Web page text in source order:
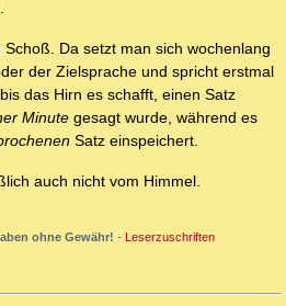
Da setzt man sich wochenlang
der Zielsprache und spricht erstmal
das Hirn es schafft, einen Satz
Minute gesagt wurde, während es
Satz einspeichert.
auch nicht vom Himmel.
ohne Gewähr! - Leserzuschriften